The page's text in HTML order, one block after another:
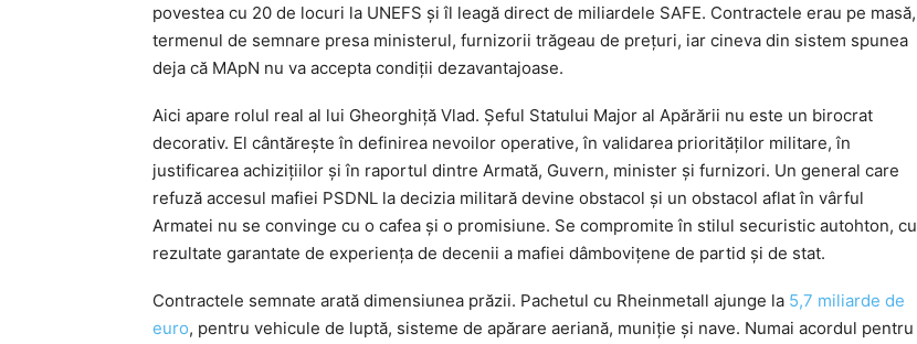
povestea cu 20 de locuri la UNEFS și îl leagă direct de miliardele SAFE. Contractele erau pe masă,
termenul de semnare presa ministerul, furnizorii trăgeau de prețuri, iar cineva din sistem spunea
deja că MApN nu va accepta condiții dezavantajoase.
Aici apare rolul real al lui Gheorghiță Vlad. Șeful Statului Major al Apărării nu este un birocrat
decorativ. El cântărește în definirea nevoilor operative, în validarea priorităților militare, în
justificarea achizițiilor și în raportul dintre Armată, Guvern, minister și furnizori. Un general care
refuză accesul mafiei PSDNL la decizia militară devine obstacol și un obstacol aflat în vârful
Armatei nu se convinge cu o cafea și o promisiune. Se compromite în stilul securistic autohton, cu
rezultate garantate de experiența de decenii a mafiei dâmbovițene de partid și de stat.
Contractele semnate arată dimensiunea prăzii. Pachetul cu Rheinmetall ajunge la 5,7 miliarde de
euro, pentru vehicule de luptă, sisteme de apărare aeriană, muniție și nave. Numai acordul pentru